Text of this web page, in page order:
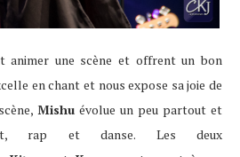
animer une scène et offrent un bon
en chant et nous expose sa joie de
Mishu évolue un peu partout et
rap et danse. Les deux